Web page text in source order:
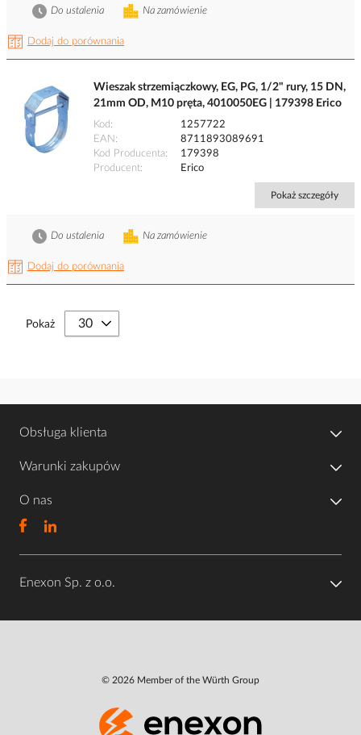
Dodaj do porównania
Na zamówienie
Do ustalenia
Wieszak strzemiączkowy, EG, PG, 1/2" rury, 15 DN,
21mm OD, M10 pręta, 4010050EG | 179398 Erico
Kod
1257722
EAN
8711893089691
Kod Producenta
179398
Producent
Erico
Pokaż szczegóły
Dodaj do porównania
Na zamówienie
Do ustalenia
Pokaż
Obsługa klienta
Warunki zakupów
O nas
Enexon Sp. z o.o.
© 2026 Member of the Würth Group